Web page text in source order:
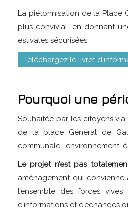
La piétonnisation de la Place
plus convivial, en donnant
estivales sécurisées.
Téléchargez le livret
Pourquoi une
Souhaitée par les citoyens
de la place Général de
communale : environnement,
Le projet n’est pas
aménagement qui
l’ensemble des forces
d’informations et d’échanges